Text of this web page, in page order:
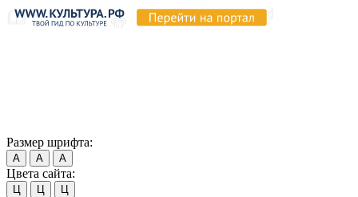
Размер шрифта:
А А А
Цвета сайта:
Ц Ц Ц